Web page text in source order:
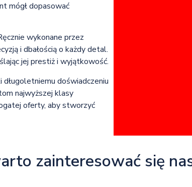
mógł dopasować
wykonane przez
i dbałością o każdy detal.
jej prestiż i wyjątkowość.
doświadczeniu
najwyższej klasy
oferty, aby stworzyć
zainteresować się